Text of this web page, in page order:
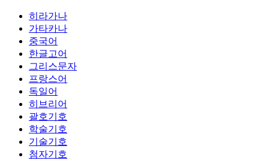
히라가나
가타카나
중국어
한글고어
그리스문자
프랑스어
독일어
히브리어
괄호기호
학술기호
기술기호
첨자기호